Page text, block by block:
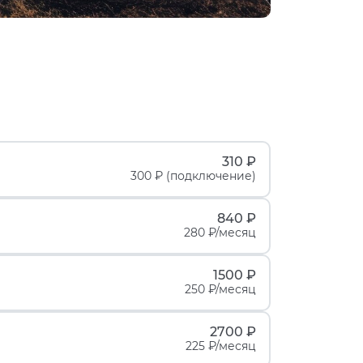
310 ₽
300 ₽ (подключение)
840 ₽
280 ₽/месяц
1500 ₽
250 ₽/месяц
2700 ₽
225 ₽/месяц